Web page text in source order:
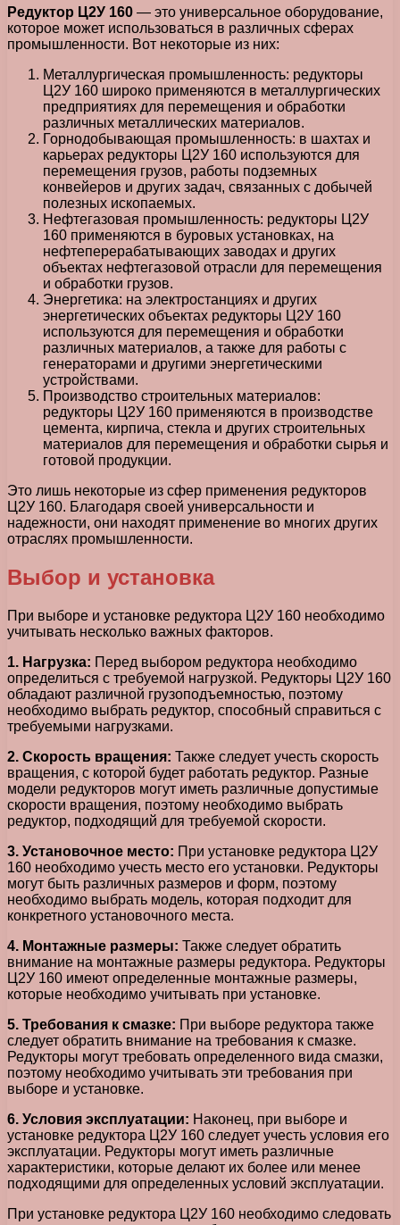
Редуктор Ц2У 160 — это универсальное оборудование,
которое может использоваться в различных сферах
промышленности. Вот некоторые из них:
Металлургическая промышленность: редукторы
Ц2У 160 широко применяются в металлургических
предприятиях для перемещения и обработки
различных металлических материалов.
Горнодобывающая промышленность: в шахтах и
карьерах редукторы Ц2У 160 используются для
перемещения грузов, работы подземных
конвейеров и других задач, связанных с добычей
полезных ископаемых.
Нефтегазовая промышленность: редукторы Ц2У
160 применяются в буровых установках, на
нефтеперерабатывающих заводах и других
объектах нефтегазовой отрасли для перемещения
и обработки грузов.
Энергетика: на электростанциях и других
энергетических объектах редукторы Ц2У 160
используются для перемещения и обработки
различных материалов, а также для работы с
генераторами и другими энергетическими
устройствами.
Производство строительных материалов:
редукторы Ц2У 160 применяются в производстве
цемента, кирпича, стекла и других строительных
материалов для перемещения и обработки сырья и
готовой продукции.
Это лишь некоторые из сфер применения редукторов
Ц2У 160. Благодаря своей универсальности и
надежности, они находят применение во многих других
отраслях промышленности.
Выбор и установка
При выборе и установке редуктора Ц2У 160 необходимо
учитывать несколько важных факторов.
1. Нагрузка: Перед выбором редуктора необходимо
определиться с требуемой нагрузкой. Редукторы Ц2У 160
обладают различной грузоподъемностью, поэтому
необходимо выбрать редуктор, способный справиться с
требуемыми нагрузками.
2. Скорость вращения: Также следует учесть скорость
вращения, с которой будет работать редуктор. Разные
модели редукторов могут иметь различные допустимые
скорости вращения, поэтому необходимо выбрать
редуктор, подходящий для требуемой скорости.
3. Установочное место: При установке редуктора Ц2У
160 необходимо учесть место его установки. Редукторы
могут быть различных размеров и форм, поэтому
необходимо выбрать модель, которая подходит для
конкретного установочного места.
4. Монтажные размеры: Также следует обратить
внимание на монтажные размеры редуктора. Редукторы
Ц2У 160 имеют определенные монтажные размеры,
которые необходимо учитывать при установке.
5. Требования к смазке: При выборе редуктора также
следует обратить внимание на требования к смазке.
Редукторы могут требовать определенного вида смазки,
поэтому необходимо учитывать эти требования при
выборе и установке.
6. Условия эксплуатации: Наконец, при выборе и
установке редуктора Ц2У 160 следует учесть условия его
эксплуатации. Редукторы могут иметь различные
характеристики, которые делают их более или менее
подходящими для определенных условий эксплуатации.
При установке редуктора Ц2У 160 необходимо следовать